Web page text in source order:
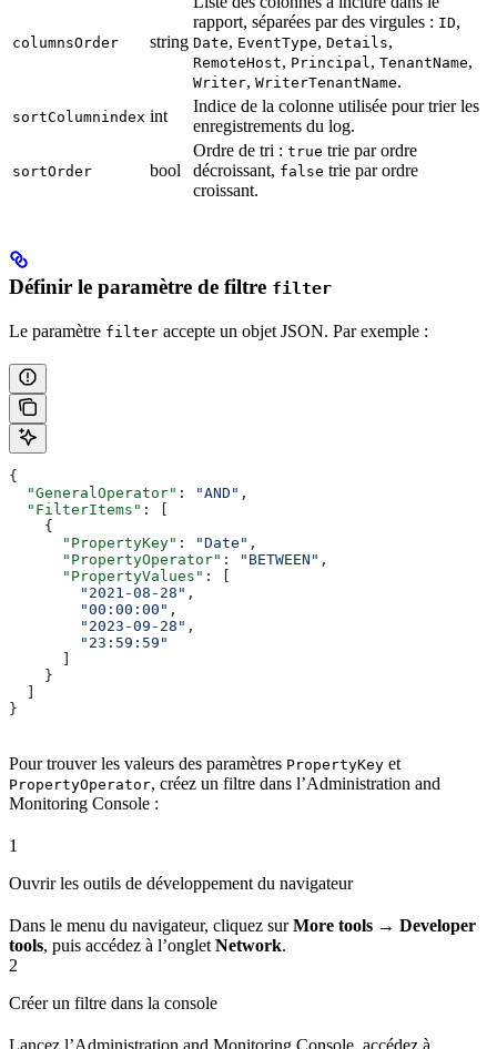
columnsOrder string
rapport, séparées par des virgules : ID,
Date, EventType, Details,
RemoteHost, Principal, TenantName,
Writer, WriterTenantName.
sortColumnindex int
Indice de la colonne utilisée pour trier les
enregistrements du log.
sortOrder bool
Ordre de tri : true trie par ordre
décroissant, false trie par ordre
croissant.
Définir le paramètre de filtre filter
Le paramètre filter accepte un objet JSON. Par exemple :
{
  "GeneralOperator"
: "AND" ,
  "FilterItems"
: [
    {
      "PropertyKey"
: "Date" ,
      "PropertyOperator"
: "BETWEEN" ,
      "PropertyValues"
: [
        "2021-08-28"
,
        "00:00:00"
,
        "2023-09-28"
,
        "23:59:59"
    }
}
Pour trouver les valeurs des paramètres PropertyKey et
PropertyOperator, créez un filtre dans l’Administration and
Monitoring Console :
1
Ouvrir les outils de développement du navigateur
Dans le menu du navigateur, cliquez surMore tools → Developer
tools, puis accédez à l’onglet Network.
2
Créer un filtre dans la console
Lancez l’Administration and Monitoring Console, accédez à